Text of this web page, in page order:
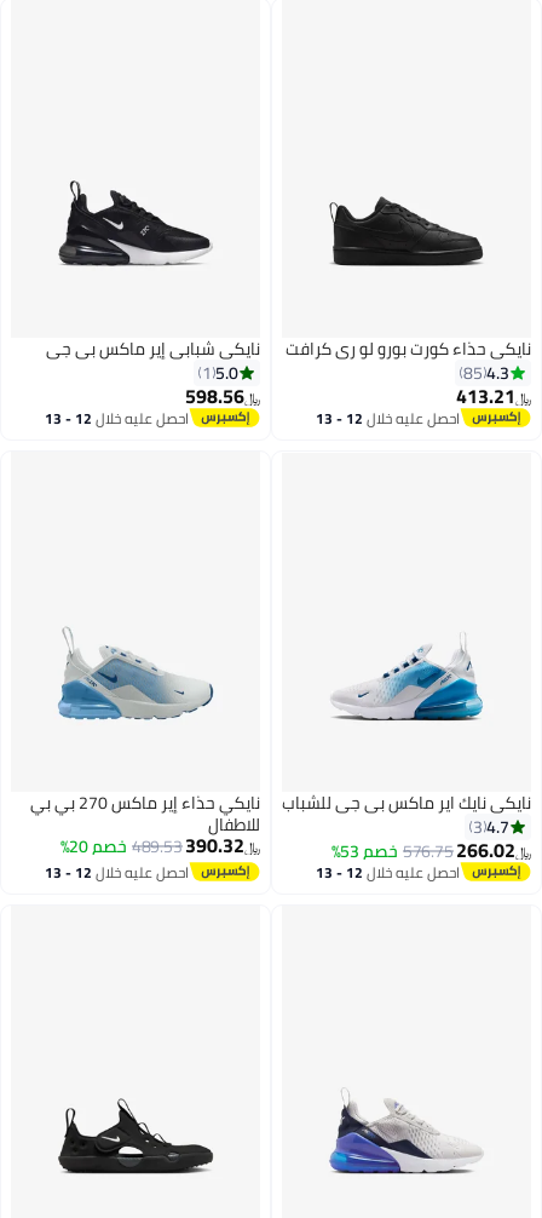
9
نايكي حذاء كورت بورو لو ري كرافت
4.3
85
﷼‏413.21
احصل عليه خلال 12 - 13
نايكي شبابي إير ماكس بي جي
5.0
1
﷼‏598.56
احصل عليه خلال 12 - 13
7
نايكي نايك اير ماكس بي جي للشباب
4.7
3
﷼‏266.02
576.75خصم 53%
احصل عليه خلال 12 - 13
5
نايكي حذاء إير ماكس 270 بي بي
للاطفال
﷼‏390.32
489.53خصم 20%
احصل عليه خلال 12 - 13